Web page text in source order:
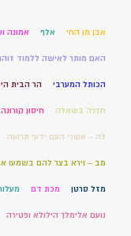
אבן מן החי אלף אמונה
האם מותר לאישה ללמוד
הכותל המערבי הר הבית
חזרה בשאלה חיסון קורונה
לה – אשרי העם ידעי תרועה
מב – וירא בצר להם בשמעו
מזל סרטן מכת דם
נועם אלימלך הילולא ופטירה